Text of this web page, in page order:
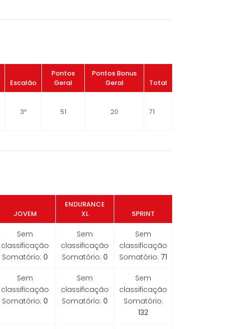
Escalão
Pontos
Geral
Pontos Bonus
Geral
Total
3º 51 20 71
JOVEM
ENDURANCE
XL
SPRINT
Sem
classificação
Somatório: 0
Sem
classificação
Somatório: 0
Sem
classificação
Somatório: 71
Sem
classificação
Somatório: 0
Sem
classificação
Somatório: 0
Sem
classificação
Somatório:
132